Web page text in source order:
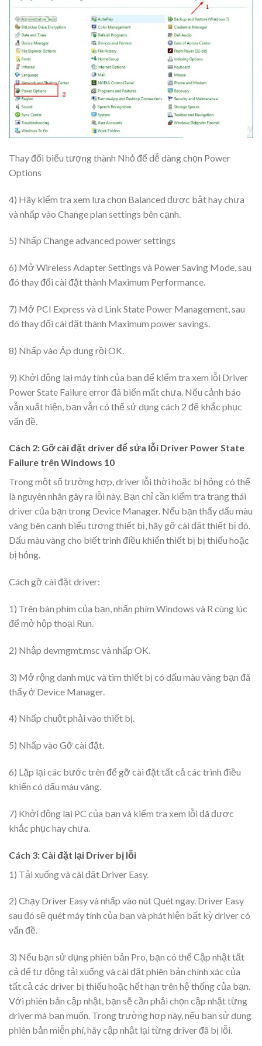
Thay đổi biểu tượng thành Nhỏ để dễ dàng chọn Power
Options
4) Hãy kiểm tra xem lựa chọn Balanced được bật hay chưa
và nhấp vào Change plan settings bên cạnh.
5) Nhấp Change advanced power settings
6) Mở Wireless Adapter Settings và Power Saving Mode, sau
đó thay đổi cài đặt thành Maximum Performance.
7) Mở PCI Express và d Link State Power Management, sau
đó thay đổi cài đặt thành Maximum power savings.
8) Nhấp vào Áp dụng rồi OK.
9) Khởi động lại máy tính của bạn để kiểm tra xem lỗi Driver
Power State Failure error đã biến mất chưa. Nếu cảnh báo
vẫn xuất hiện, bạn vẫn có thể sử dụng cách 2 để khắc phục
vấn đề.
Cách 2: Gỡ cài đặt driver để sửa lỗi Driver Power State
Failure trên Windows 10
Trong một số trường hợp, driver lỗi thời hoặc bị hỏng có thể
là nguyên nhân gây ra lỗi này. Bạn chỉ cần kiểm tra trạng thái
driver của bạn trong Device Manager. Nếu bạn thấy dấu màu
vàng bên cạnh biểu tượng thiết bị, hãy gỡ cài đặt thiết bị đó.
Dấu màu vàng cho biết trình điều khiển thiết bị bị thiếu hoặc
bị hỏng.
Cách gỡ cài đặt driver:
1) Trên bàn phím của bạn, nhấn phím Windows và R cùng lúc
để mở hộp thoại Run.
2) Nhập devmgmt.msc và nhấp OK.
3) Mở rộng danh mục và tìm thiết bị có dấu màu vàng bạn đã
thấy ở Device Manager.
4) Nhấp chuột phải vào thiết bị.
5) Nhấp vào Gỡ cài đặt.
6) Lặp lại các bước trên để gỡ cài đặt tất cả các trình điều
khiển có dấu màu vàng.
7) Khởi động lại PC của bạn và kiểm tra xem lỗi đã được
khắc phục hay chưa.
Cách 3: Cài đặt lại Driver bị lỗi
1) Tải xuống và cài đặt Driver Easy.
2) Chạy Driver Easy và nhấp vào nút Quét ngay. Driver Easy
sau đó sẽ quét máy tính của bạn và phát hiện bất kỳ driver có
vấn đề.
3) Nếu bạn sử dụng phiên bản Pro, bạn có thể Cập nhật tất
cả để tự động tải xuống và cài đặt phiên bản chính xác của
tất cả các driver bị thiếu hoặc hết hạn trên hệ thống của bạn.
Với phiên bản cập nhật, bạn sẽ cần phải chọn cập nhật từng
driver mà bạn muốn. Trong trường hợp này, nếu bạn sử dụng
phiên bản miễn phí, hãy cập nhật lại từng driver đã bị lỗi.